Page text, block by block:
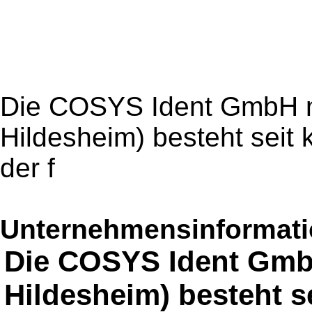
Die COSYS Ident
Hildesheim) besteht seit
der f
Die COSYS Ident
Hildesheim) besteht